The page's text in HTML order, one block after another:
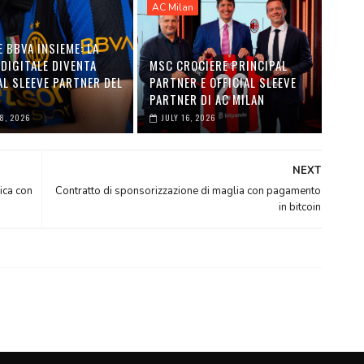
BBVA INSIEME: LA
DIVENTA
SLEEVE PARTNER DEL
2026
AC Milan
MSC CROCIERE PRINCIPAL
PARTNER E OFFICIAL SLEEVE
PARTNER DI AC MILAN
JULY 16, 2026
NEXT
Contratto di sponsorizzazione di maglia con pagamento
in bitcoin
con